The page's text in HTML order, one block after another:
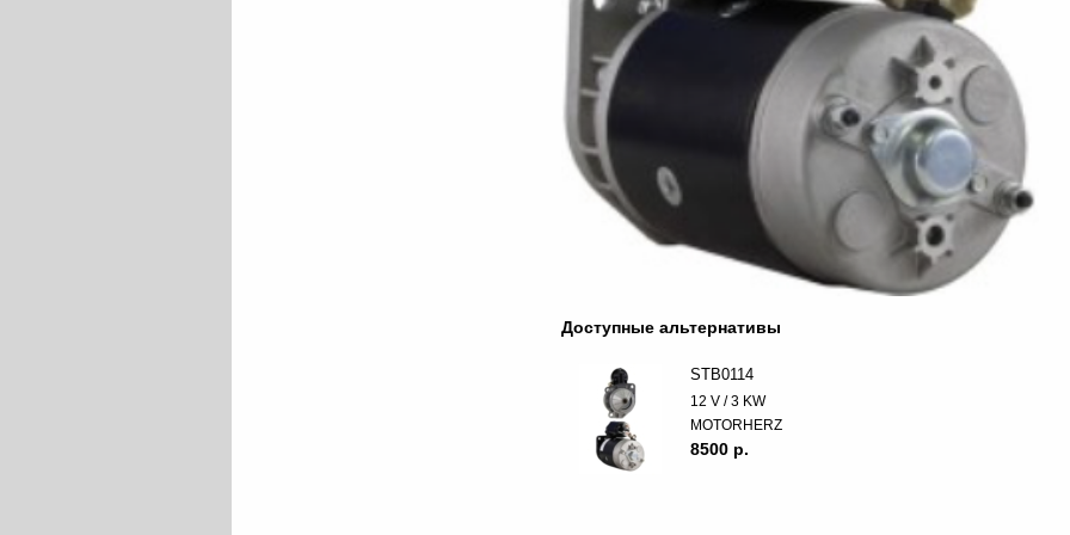
Доступные альтернативы
STB0114
12 V / 3 KW
MOTORHERZ
8500 p.